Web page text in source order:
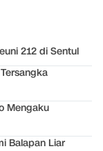
212 di Sentul
Mengaku
Balapan Liar